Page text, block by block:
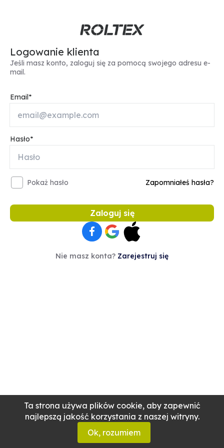
Ta strona używa plików cookie, aby zapewnić
najlepszą jakość korzystania z naszej witryny.
Ok, rozumiem
Logowanie klienta
Jeśli masz konto, zaloguj się za pomocą swojego adresu e-
mail.
Email
Hasło
Pokaż hasło Zapomniałeś hasła?
Zaloguj się
Nie masz konta? Zarejestruj się